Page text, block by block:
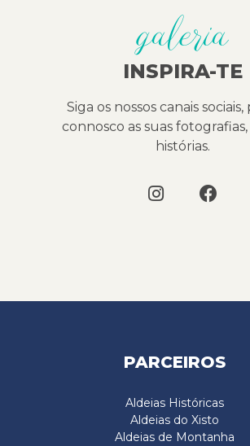
galeria
INSPIRA-TE
Siga os nossos canais
connosco as suas fotografias,
histórias.
PARCEIROS
Aldeias Históricas
Aldeias do Xisto
Aldeias de Montanha